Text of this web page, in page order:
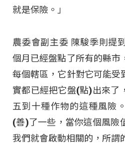
就是保險。」
農委會副主委 陳駿季則提
個月已經盤點了所有的縣市
每個轄區，它針對它可能受
實都已經把它盤(點)出來了
五到十種作物的這種風險
(善)了一些，當你這個風險
我們就會啟動相關的，所謂